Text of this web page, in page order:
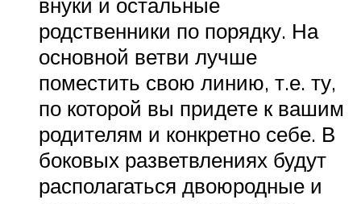
родственники по порядку. На
основной ветви лучше
поместить свою линию, т.е. ту,
по которой вы придете к вашим
родителям и конкретно себе. В
боковых разветвлениях будут
располагаться двоюродные и